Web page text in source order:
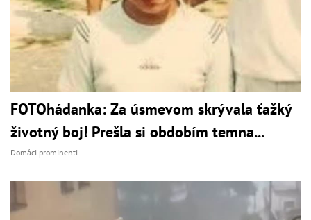
FOTOhádanka: Za úsmevom skrývala ťažký
životný boj! Prešla si obdobím temna...
Domáci prominenti